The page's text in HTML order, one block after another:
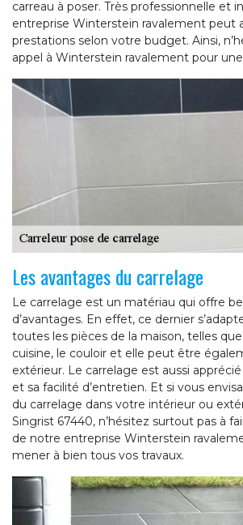
carreau à poser. Très professionnelle et
entreprise Winterstein ravalement peut
prestations selon votre budget. Ainsi,
appel à Winterstein ravalement pour
Les avantages du carrelage
Le carrelage est un matériau qui offre
d’avantages. En effet, ce dernier
toutes les pièces de la maison, telles que
cuisine, le couloir et elle peut être
extérieur. Le carrelage est aussi
et sa facilité d’entretien. Et si vous
du carrelage dans votre intérieur ou
Singrist 67440, n’hésitez surtout pas à
de notre entreprise Winterstein
mener à bien tous vos travaux.